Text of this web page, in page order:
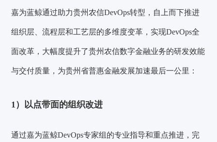
嘉为蓝鲸通过助力贵州农信DevOps转型，自上而下推进
组织层、流程层和工艺层的多维度变革，实现DevOps全
面改革，大幅度提升了贵州农信数字金融业务的研发效能
与交付质量，为贵州省普惠金融发展加速最后一公里：
1）以点带面的组织改进
通过嘉为蓝鲸DevOps专家组的专业指导和重点推进，完